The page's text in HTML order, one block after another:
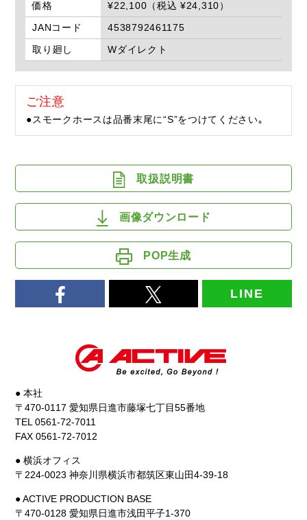
価格
¥22,100（税込 ¥24,310）
JANコード
4538792461175
取り廻し
Wダイレクト
ご注意
●スモークホースは品番末尾に“S”をつけてください｡
取扱説明書
画像ダウンロード
POP生成
LINE
● 本社
〒470-0117 愛知県日進市藤塚七丁目55番地
TEL 0561-72-7011
FAX 0561-72-7012
● 横浜オフィス
〒224-0023 神奈川県横浜市都筑区東山田4-39-18
● ACTIVE PRODUCTION BASE
〒470-0128 愛知県日進市浅田平子1-370